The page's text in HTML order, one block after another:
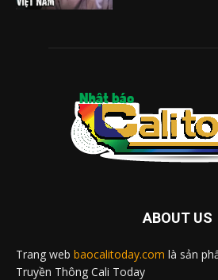
ABOUT US
Trang web baocalitoday.com là sản
Truyền Thông Cali Today